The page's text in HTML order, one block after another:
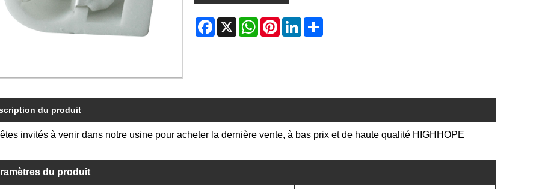
Facebook
X WhatsAppPinterestLinkedInShare
du produit
invités à venir dans notre usine pour acheter la dernière vente, à bas prix et de haute qualité HIGHHOPE
du produit